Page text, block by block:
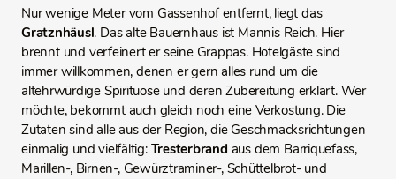
Nur wenige Meter vom Gassenhof entfernt, liegt das
Gratznhäusl. Das alte Bauernhaus ist Mannis Reich. Hier
brennt und verfeinert er seine Grappas. Hotelgäste sind
immer willkommen, denen er gern alles rund um die
altehrwürdige Spirituose und deren Zubereitung erklärt. Wer
möchte, bekommt auch gleich noch eine Verkostung. Die
Zutaten sind alle aus der Region, die Geschmacksrichtungen
einmalig und vielfältig: Tresterbrand aus dem Barriquefass,
Marillen-, Birnen-, Gewürztraminer-, Schüttelbrot- und